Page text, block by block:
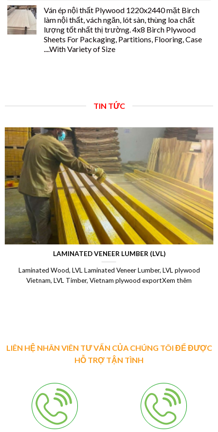
Ván ép nội thất Plywood 1220x2440 mặt Birch
làm nội thất, vách ngăn, lót sàn, thùng loa chất
lượng tốt nhất thị trường. 4x8 Birch Plywood
Sheets For Packaging, Partitions, Flooring, Case
....With Variety of Size
TIN TỨC
LAMINATED VENEER LUMBER (LVL)
Laminated Wood, LVL Laminated Veneer Lumber, LVL plywood
Vietnam, LVL Timber, Vietnam plywood exportXem thêm
LIÊN HỆ NHÂN VIÊN TƯ VẤN CỦA CHÚNG TÔI ĐỂ ĐƯỢC
HỖ TRỢ TẬN TÌNH